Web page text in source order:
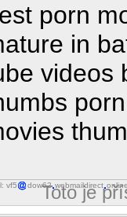
porn
in
videos
vf5 dow62 webmaildirect
Toto je